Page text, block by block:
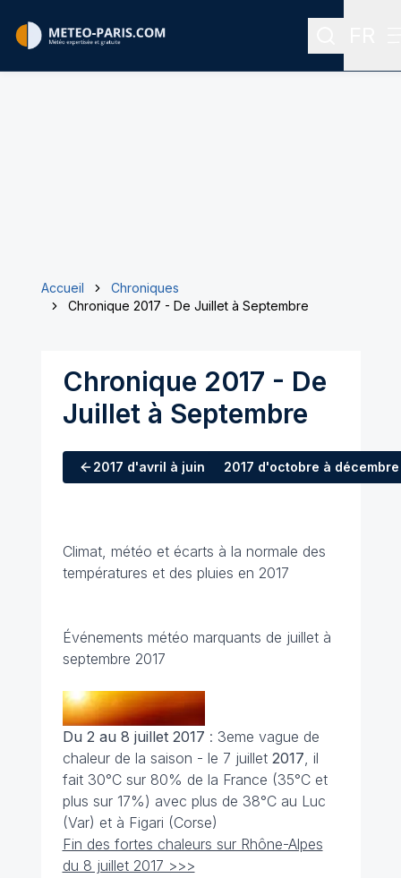
Accueil
Chroniques
Chronique 2017 - De Juillet à Septembre
Chronique 2017 - De
Juillet à Septembre
2017 d'avril à juin 2017 d'octobre à décembre
Climat, météo et écarts à la normale des
températures et des pluies en 2017
Événements météo marquants de juillet à
septembre 2017
Du 2 au 8 juillet 2017 : 3eme vague de
chaleur de la saison - le 7 juillet 2017, il
fait 30°C sur 80% de la France (35°C et
plus sur 17%) avec plus de 38°C au Luc
(Var) et à Figari (Corse)
Fin des fortes chaleurs sur Rhône-Alpes
du 8 juillet 2017 >>>